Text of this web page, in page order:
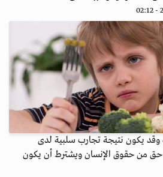
وقد يكون نتيجة تجارب سلبية لدى
حق من حقوق الإنسان ويشترط أن يكون